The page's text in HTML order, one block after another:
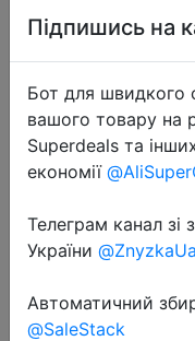
2025-11-27
POCO F7 5G
NFC
AMOLED
Підпишись на
Бот для швидкого
вашого товару на
Superdeals та
економії
Телеграм канал
України @ZnyzkaUa
Автоматичний
@SaleStack